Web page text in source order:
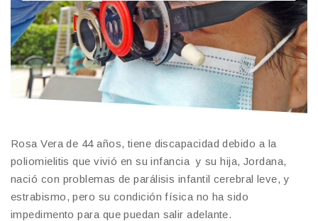
Rosa Vera de 44 años, tiene discapacidad debido a la
poliomielitis que vivió en su infancia y su hija, Jordana,
nació con problemas de parálisis infantil cerebral leve, y
estrabismo, pero su condición física no ha sido
impedimento para que puedan salir adelante.